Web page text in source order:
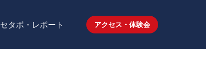
セタボ・レポート アクセス・体験会